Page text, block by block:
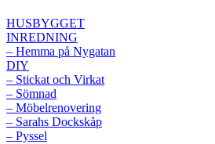
HUSBYGGET
INREDNING
– Hemma på Nygatan
DIY
– Stickat och Virkat
– Sömnad
– Möbelrenovering
– Sarahs Dockskåp
– Pyssel